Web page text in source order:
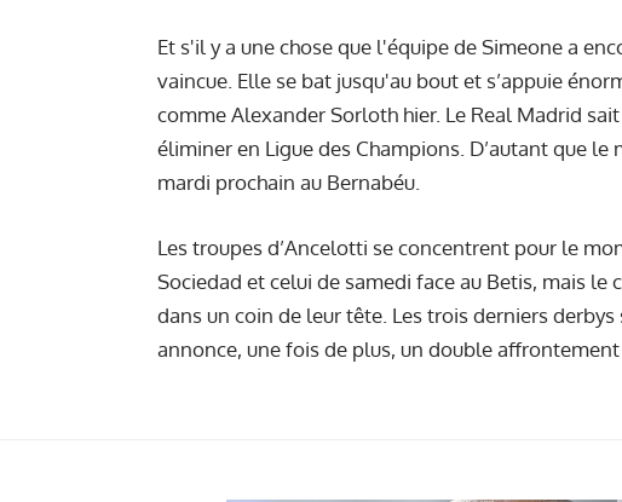
Et s'il y a une chose que l'équipe de Simeone a
vaincue. Elle se bat jusqu'au bout et s’appuie
comme Alexander Sorloth hier. Le Real Madrid
éliminer en Ligue des Champions. D’autant que
mardi prochain au Bernabéu.
Les troupes d’Ancelotti se concentrent pour le
Sociedad et celui de samedi face au Betis, mais
dans un coin de leur tête. Les trois derniers
annonce, une fois de plus, un double